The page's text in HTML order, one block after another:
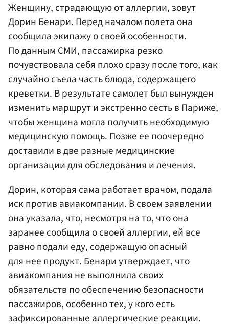
Женщину, страдающую от аллергии, зовут
Дорин Бенари. Перед началом полета она
сообщила экипажу о своей особенности.
По данным СМИ, пассажирка резко
почувствовала себя плохо сразу после того, как
случайно съела часть блюда, содержащего
креветки. В результате самолет был вынужден
изменить маршрут и экстренно сесть в Париже,
чтобы женщина могла получить необходимую
медицинскую помощь. Позже ее поочередно
доставили в две разные медицинские
организации для обследования и лечения.
Дорин, которая сама работает врачом, подала
иск против авиакомпании. В своем заявлении
она указала, что, несмотря на то, что она
заранее сообщила о своей аллергии, ей все
равно подали еду, содержащую опасный
для нее продукт. Бенари утверждает, что
авиакомпания не выполнила своих
обязательств по обеспечению безопасности
пассажиров, особенно тех, у кого есть
зафиксированные аллергические реакции.